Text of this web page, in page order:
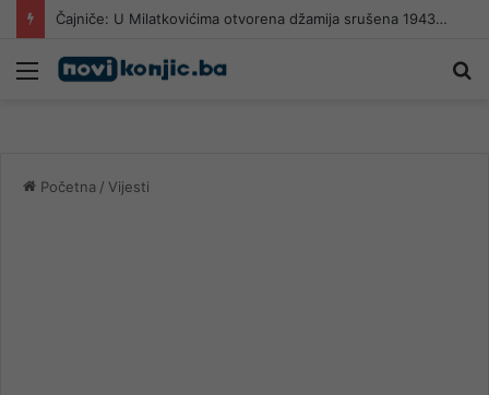
Čajniče: U Milatkovićima otvorena džamija srušena 1943. godine
Meni
Početna / Vijesti